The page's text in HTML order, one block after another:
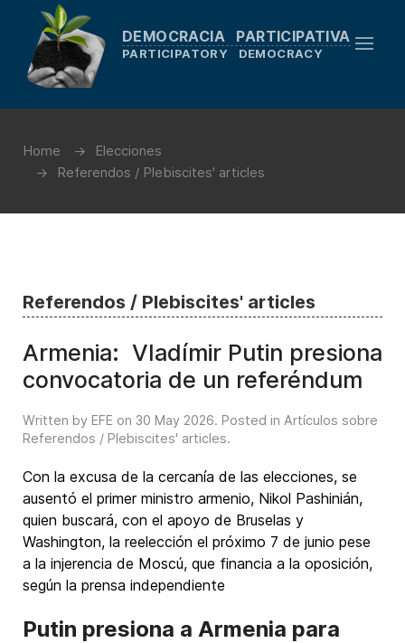
DEMOCRACIA PARTICIPATIVA
PARTICIPATORY DEMOCRACY
Home
Elecciones
Referendos / Plebiscites' articles
Referendos / Plebiscites' articles
Armenia: Vladímir Putin presiona
convocatoria de un referéndum
Written by EFE on 30 May 2026. Posted in Artículos sobre
Referendos / Plebiscites' articles.
Con la excusa de la cercanía de las elecciones, se
ausentó el primer ministro armenio, Nikol Pashinián,
quien buscará, con el apoyo de Bruselas y
Washington, la reelección el próximo 7 de junio pese
a la injerencia de Moscú, que financia a la oposición,
según la prensa independiente
Putin presiona a Armenia para